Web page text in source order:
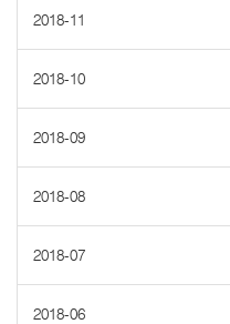
2018-11
2018-10
2018-09
2018-08
2018-07
2018-06